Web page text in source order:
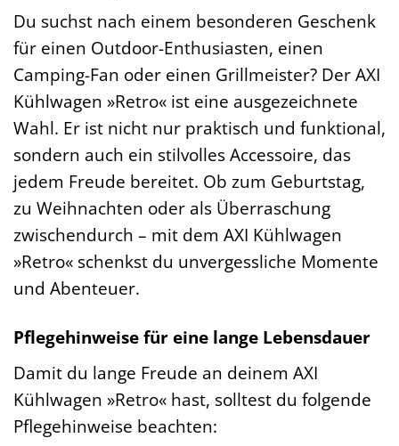
Du suchst nach einem besonderen Geschenk
für einen Outdoor-Enthusiasten, einen
Camping-Fan oder einen Grillmeister? Der AXI
Kühlwagen »Retro« ist eine ausgezeichnete
Wahl. Er ist nicht nur praktisch und funktional,
sondern auch ein stilvolles Accessoire, das
jedem Freude bereitet. Ob zum Geburtstag,
zu Weihnachten oder als Überraschung
zwischendurch – mit dem AXI Kühlwagen
»Retro« schenkst du unvergessliche Momente
und Abenteuer.
Pflegehinweise für eine lange Lebensdauer
Damit du lange Freude an deinem AXI
Kühlwagen »Retro« hast, solltest du folgende
Pflegehinweise beachten: